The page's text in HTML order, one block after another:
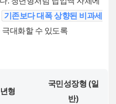
기존보다 대폭 상향된 비과세
대화할 수 있도록
형
국민성장형 (일
반)